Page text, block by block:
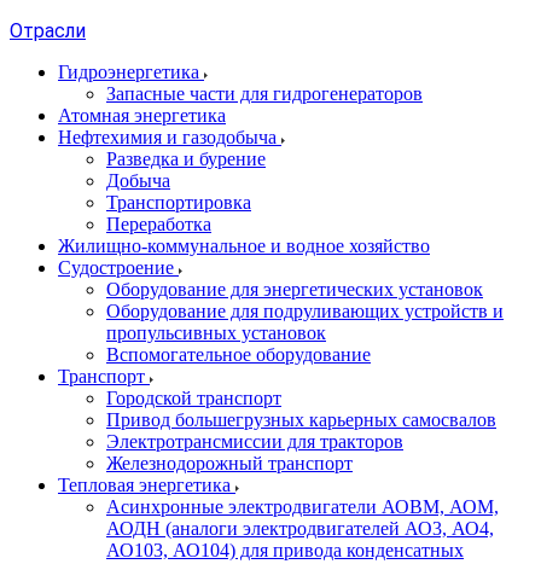
Отрасли
Гидроэнергетика
Запасные части для гидрогенераторов
Атомная энергетика
Нефтехимия и газодобыча
Разведка и бурение
Добыча
Транспортировка
Переработка
Жилищно-коммунальное и водное хозяйство
Судостроение
Оборудование для энергетических установок
Оборудование для подруливающих устройств и
пропульсивных установок
Вспомогательное оборудование
Транспорт
Городской транспорт
Привод большегрузных карьерных самосвалов
Электротрансмиссии для тракторов
Железнодорожный транспорт
Тепловая энергетика
Асинхронные электродвигатели АОВМ, АОМ,
АОДН (аналоги электродвигателей АО3, АО4,
АО103, АО104) для привода конденсатных